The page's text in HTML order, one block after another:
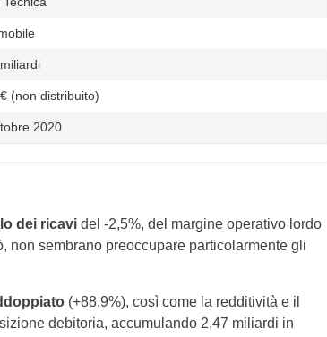
(non distribuito)
2020
dei ricavidel -2,5%, del margine operativo lordo
non sembrano preoccupare particolarmente gli
(+88,9%), così come la redditività e il
debitoria, accumulando 2,47 miliardi in